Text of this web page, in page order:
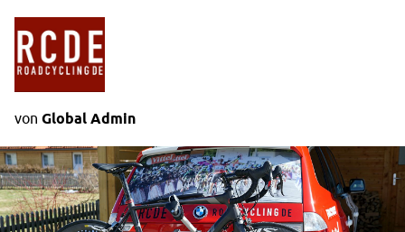
von Global Admin